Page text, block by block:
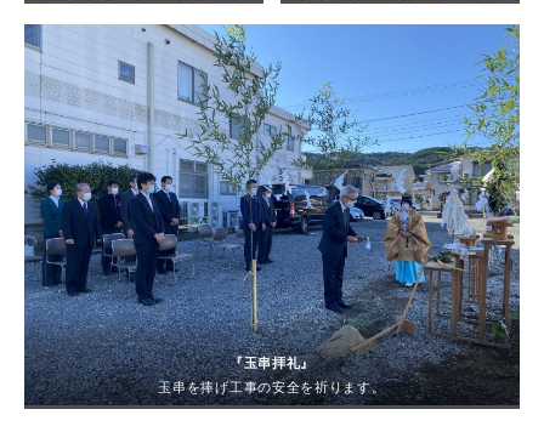
『玉串拝礼』
玉串を捧げ工事の安全を祈ります。